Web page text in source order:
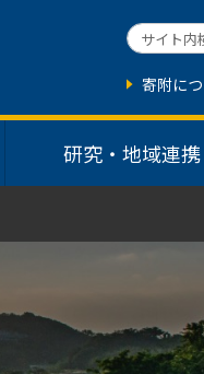
研究・地域連携
寄附に